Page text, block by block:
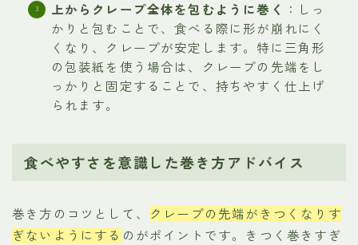
上からクレープ全体を包むように巻く ：しっ
かりと包むことで、食べる際に形が崩れにく
くなり、クレープが安定します。特に三角形
の包装紙を使う場合は、クレープの先端をし
っかりと固定することで、持ちやすく仕上げ
られます。
食べやすさを意識した巻き方アドバイス
巻き方のコツとして、
クレープの先端がきつくなりす
ぎないようにする のがポイントです。きつく巻きすぎ